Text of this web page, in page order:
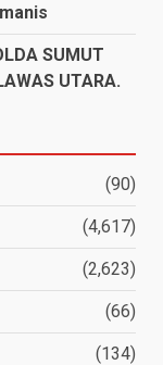
SUMUT
UTARA.
(90)
(4,617)
(2,623)
(66)
(134)